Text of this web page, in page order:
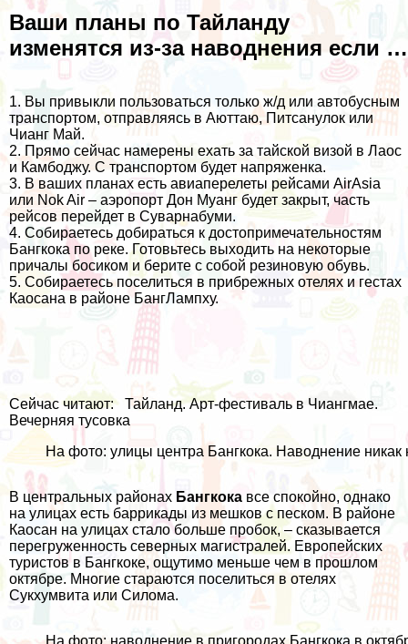
Ваши планы по Тайланду
изменятся из-за наводнения если …
1. Вы привыкли пользоваться только ж/д или автобусным
транспортом, отправляясь в Аюттаю, Питсанулок или
Чианг Май.
2. Прямо сейчас намерены ехать за тайской визой в Лаос
и Камбоджу. С транспортом будет напряженка.
3. В ваших планах есть авиаперелеты рейсами AirAsia
или Nok Air – аэропорт Дон Муанг будет закрыт, часть
рейсов перейдет в Суварнабуми.
4. Собираетесь добираться к достопримечательностям
Бангкока по реке. Готовьтесь выходить на некоторые
причалы босиком и берите с собой резиновую обувь.
5. Собираетесь поселиться в прибрежных отелях и гестах
Каосана в районе БангЛампху.
Сейчас читают: Тайланд. Арт-фестиваль в Чиангмае.
Вечерняя тусовка
На фото: улицы центра Бангкока. Наводнение
В центральных районах Бангкока все спокойно, однако
на улицах есть баррикады из мешков с песком. В районе
Каосан на улицах стало больше пробок, – сказывается
перегруженность северных магистралей. Европейских
туристов в Бангкоке, ощутимо меньше чем в прошлом
октябре. Многие стараются поселиться в отелях
Сукхумвита или Силома.
На фото: наводнение в пригородах Бангкока в